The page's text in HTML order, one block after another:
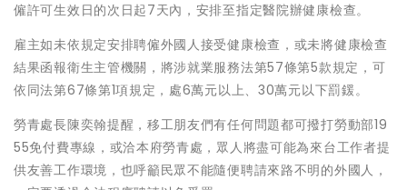
僱許可生效日的次日起7天內，安排至指定醫院辦健康檢查。
雇主如未依規定安排聘僱外國人接受健康檢查，或未將健康檢查
結果函報衛生主管機關，將涉就業服務法第57條第5款規定，可
依同法第67條第1項規定，處6萬元以上、30萬元以下罰鍰。
勞青處長陳奕翰提醒，移工朋友們有任何問題都可撥打勞動部19
55免付費專線，或洽本府勞青處，眾人將盡可能為來台工作者提
供友善工作環境，也呼籲民眾不能隨便聘請來路不明的外國人，